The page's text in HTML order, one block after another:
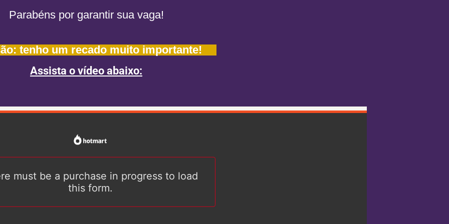
Parabéns por garantir sua vaga!
tenho um recado muito importante!
Assista o vídeo abaixo: